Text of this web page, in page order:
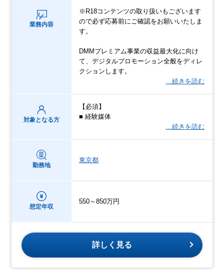
業務内容
※R18コンテンツの取り扱いもございます
ので必ず応募前にご確認をお願いいたしま
す。
DMMプレミアム事業の収益最大化に向け
て、デジタルプロモーション全般をディレ
クションします。
…続きを読む
対象となる方
【必須】
■ 経験媒体
…続きを読む
勤務地
東京都
想定年収
550～850万円
詳しく見る